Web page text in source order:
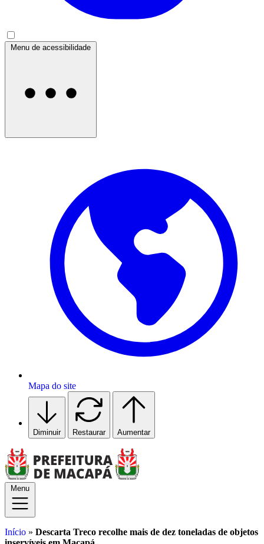
Menu de acessibilidade
Mapa do site
Diminuir Restaurar Aumentar
Menu
Início » Descarta Treco recolhe mais de dez toneladas de objetos